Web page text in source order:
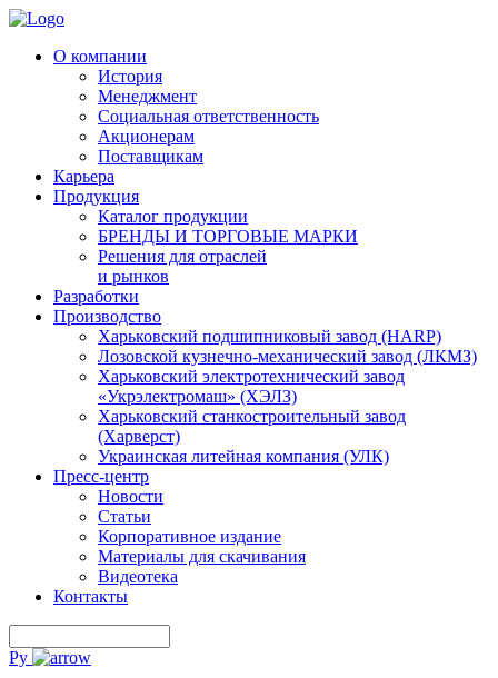
О компании
История
Менеджмент
Социальная ответственность
Акционерам
Поставщикам
Карьера
Продукция
Каталог продукции
БРЕНДЫ И ТОРГОВЫЕ МАРКИ
Решения для отраслей
и рынков
Разработки
Производство
Харьковский подшипниковый завод (HARP)
Лозовской кузнечно-механический завод (ЛКМЗ)
Харьковский электротехнический завод
«Укрэлектромаш» (ХЭЛЗ)
Харьковский станкостроительный завод
(Харверст)
Украинская литейная компания (УЛК)
Пресс-центр
Новости
Статьи
Корпоративное издание
Материалы для скачивания
Видеотека
Контакты
Ру